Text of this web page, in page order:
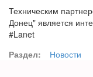
Техническим
Донец" является
#Lanet
Раздел:
Новости